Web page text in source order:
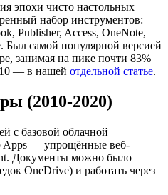
эпохи чисто настольных
набор инструментов:
Publisher, Access, OneNote,
Был самой популярной версией
занимая на пике почти 83%
— в нашей отдельной статье.
(2010-2020)
с базовой облачной
Apps — упрощённые веб-
Документы можно было
OneDrive) и работать через